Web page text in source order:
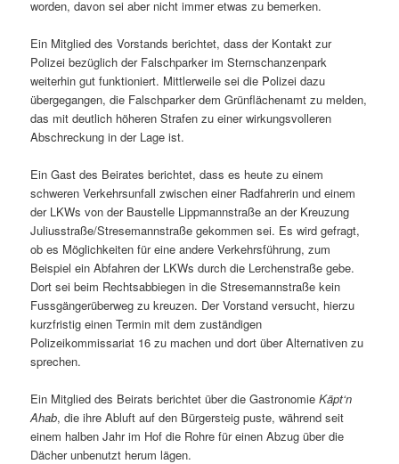
worden, davon sei aber nicht immer etwas zu bemerken.
Ein Mitglied des Vorstands berichtet, dass der Kontakt zur
Polizei bezüglich der Falschparker im Sternschanzenpark
weiterhin gut funktioniert. Mittlerweile sei die Polizei dazu
übergegangen, die Falschparker dem Grünflächenamt zu melden,
das mit deutlich höheren Strafen zu einer wirkungsvolleren
Abschreckung in der Lage ist.
Ein Gast des Beirates berichtet, dass es heute zu einem
schweren Verkehrsunfall zwischen einer Radfahrerin und einem
der LKWs von der Baustelle Lippmannstraße an der Kreuzung
Juliusstraße/Stresemannstraße gekommen sei. Es wird gefragt,
ob es Möglichkeiten für eine andere Verkehrsführung, zum
Beispiel ein Abfahren der LKWs durch die Lerchenstraße gebe.
Dort sei beim Rechtsabbiegen in die Stresemannstraße kein
Fussgängerüberweg zu kreuzen. Der Vorstand versucht, hierzu
kurzfristig einen Termin mit dem zuständigen
Polizeikommissariat 16 zu machen und dort über Alternativen zu
sprechen.
Ein Mitglied des Beirats berichtet über die GastronomieKäpt‘n
Ahab, die ihre Abluft auf den Bürgersteig puste, während seit
einem halben Jahr im Hof die Rohre für einen Abzug über die
Dächer unbenutzt herum lägen.